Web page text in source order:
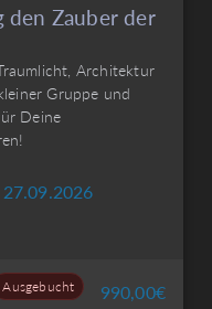
den Zauber der
Architektur
Gruppe und
Deine
Ausgebucht 990,00€